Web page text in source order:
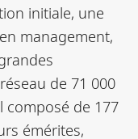
initiale, une
management,
de 71 000
composé de 177
émérites,